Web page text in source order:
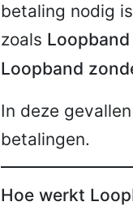
betaling nodig
zoals
Loopband
In deze
betalingen.
Hoe werkt